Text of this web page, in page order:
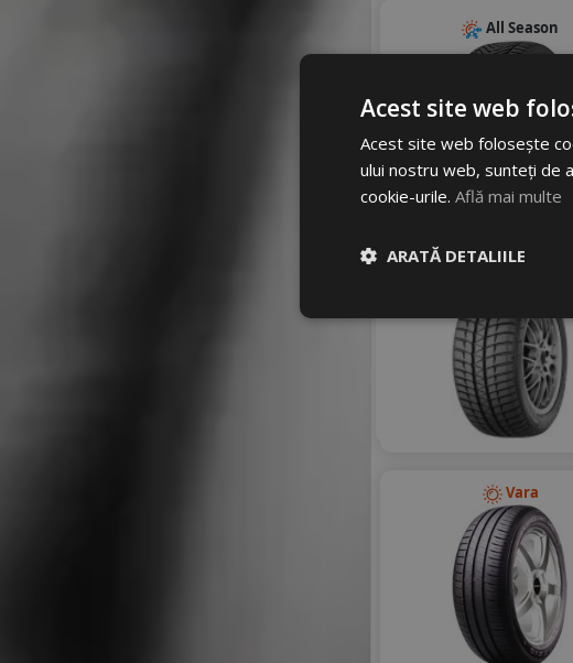
All Season
Iarna
Vara
Acest site web
Acest site web folosește
ului nostru web, sunteți de
cookie-urile. Află mai multe
ARATĂ DETALIILE